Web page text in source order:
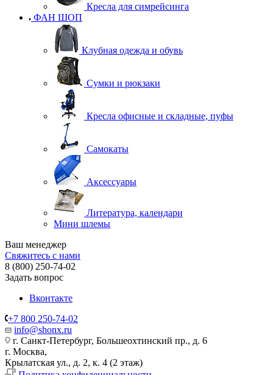
Кресла для симрейсинга
ФАН ШОП
Клубная одежда и обувь
Сумки и рюкзаки
Кресла офисные и складные, пуфы
Самокаты
Аксессуары
Литература, календари
Мини шлемы
Ваш менеджер
Свяжитесь с нами
8 (800) 250-74-02
Задать вопрос
Вконтакте
+7 800 250-74-02
info@shonx.ru
г. Санкт-Петербург, Большеохтинский пр., д. 6
г. Москва,
Крылатская ул., д. 2, к. 4 (2 этаж)